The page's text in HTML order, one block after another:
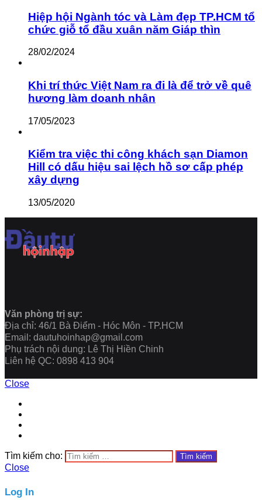
Hiệp hội Ngành tóc và Làm đẹp TP.HCM tổ
chức giỗ tổ đầu xuân năm Giáp thìn
28/02/2024
Khi trí thức Việt Nam ra đi là để trở về quê
hương làm doanh nhân
17/05/2023
Kiểm tra việc thi công khách sạn Diamon
Hill có dấu hiệu sai lệch hồ sơ cấp phép
xây dựng
13/05/2020
Văn phòng trị sự:
Địa chỉ: 46/1 Bà Điểm - Hóc Môn - TP.HCM
Email: dautuhoinhap@gmail.com
Phụ trách nội dung: Lê Thị Hiền Chinh
Liên hệ QC: 0898 413 904
Close
Tìm kiếm cho:
Close
Log In